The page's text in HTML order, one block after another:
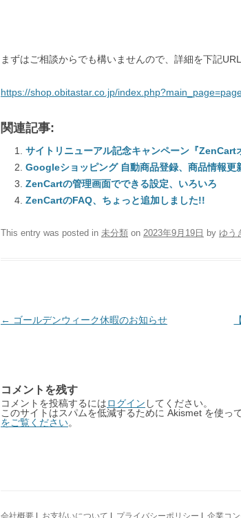
まずはご相談からでも構いませんので、詳細を下記
https://shop.obitastar.co.jp/
関連記事:
サイトリニューアル記念キャンペーン『ZenCart
Googleショッピング 自動商品登録、商品情報
ZenCartの管理画面でできる設定、いろいろ
ZenCartのFAQ、ちょっと追加しました!!
This entry was posted in 未分類 on 2023年9月19日 by ゆう
Post
← ゴールデンウィーク休暇のお知らせ
コメントを残す
コメントを投稿するにはログイン してください。
このサイトはスパムを低減するために Akismet を使って
をご覧ください。
会社概要 お支払いについて プライバシーポリシー 企業コン